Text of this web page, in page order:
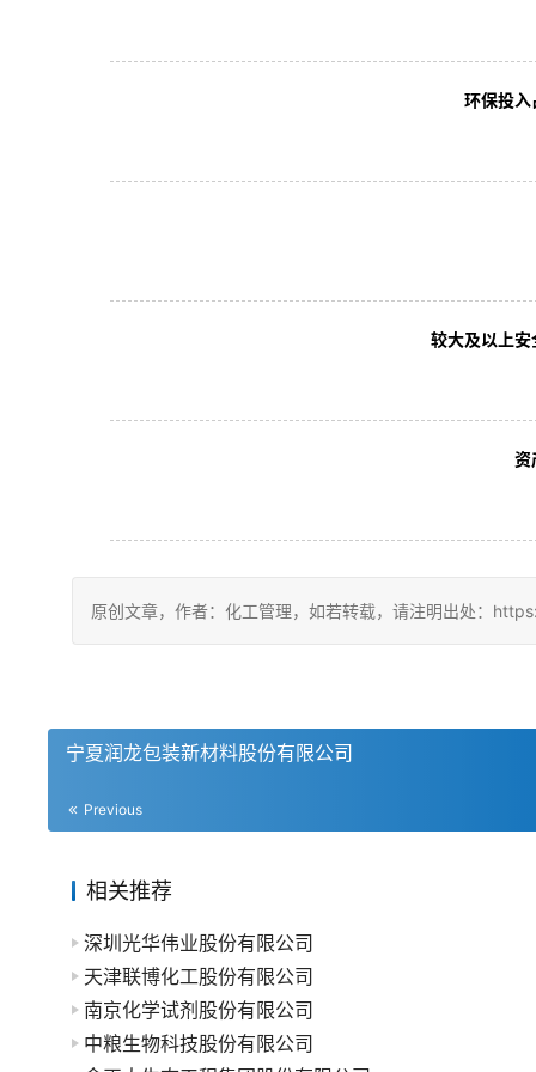
环保投入
较大及以上
资
原创文章，作者：化工管理，如若转载，请注明出处：
宁夏润龙包装新材料股份有限公司
Previous
相关推荐
深圳光华伟业股份有限公司
天津联博化工股份有限公司
南京化学试剂股份有限公司
中粮生物科技股份有限公司